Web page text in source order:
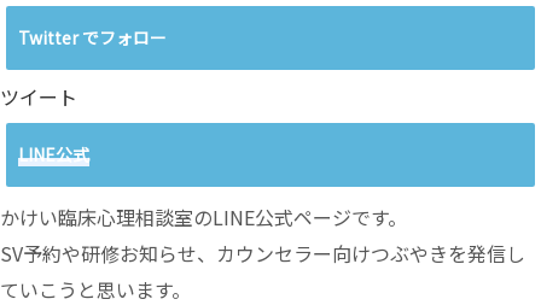
Twitter でフォロー
ツイート
LINE公式
かけい臨床心理相談室のLINE公式ページです。
SV予約や研修お知らせ、カウンセラー向けつぶやきを発信し
ていこうと思います。